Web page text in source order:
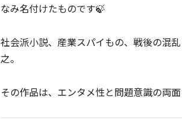
なみ名付けたものです🍃
社会派小説、産業スパイもの、戦後の混
之。
その作品は、エンタメ性と問題意識の両